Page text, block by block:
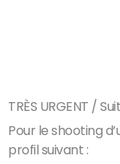
TRÈS URGENT /
Pour le shooting
profil suivant :